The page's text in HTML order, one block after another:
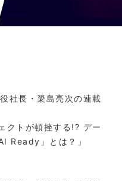
社長・簗島亮次の連載
クトが頓挫する!? デー
Ready」とは？」